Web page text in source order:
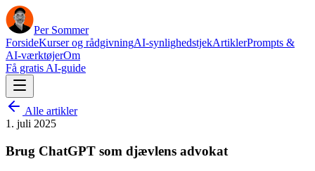
Per Sommer
ForsideKurser og rådgivningAI-synlighedstjekArtiklerPrompts &
AI-værktøjerOm
Få gratis AI-guide
Alle artikler
1. juli 2025
Brug ChatGPT som djævlens advokat